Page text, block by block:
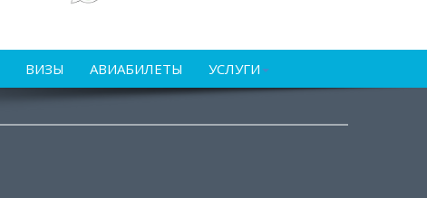
ВИЗЫ АВИАБИЛЕТЫ УСЛУГИ